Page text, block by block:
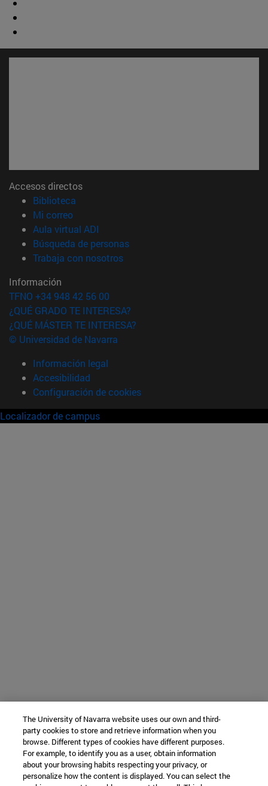
Accesos directos
Biblioteca
Mi correo(abre en nueva ventana)
Aula virtual ADI
Búsqueda de personas(abre en nueva ventana)
Trabaja con nosotros(abre en nueva ventana)
Información
TFNO +34 948 42 56 00
¿QUÉ GRADO TE INTERESA?
¿QUÉ MÁSTER TE INTERESA?
© Universidad de Navarra
Información legal
Accesibilidad
Configuración de cookies
Localizador de campus
The University of Navarra website uses our own and third-
party cookies to store and retrieve information when you
browse. Different types of cookies have different purposes.
For example, to identify you as a user, obtain information
about your browsing habits respecting your privacy, or
personalize how the content is displayed. You can select the